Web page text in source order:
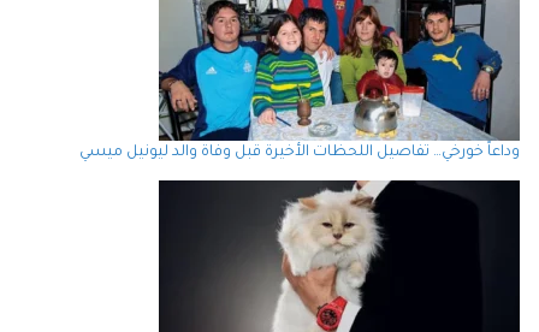
وداعاً خورخي… تفاصيل اللحظات الأخيرة قبل وفاة والد ليونيل ميسي